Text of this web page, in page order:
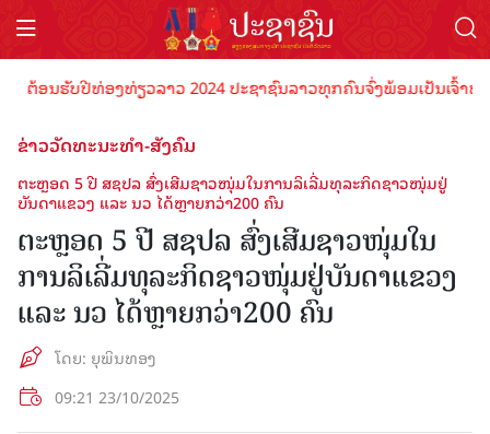
ນຮັບປີທ່ອງທ່ຽວລາວ 2024 ປະຊາຊົນລາວທຸກຄົນຈົ່ງພ້ອມເປັນເຈົ້າພາບ
ຂ່າວວັດທະນະທຳ-ສັງຄົມ
ຕະຫຼອດ 5 ປີ ສຊປລ ສົ່ງເສີມຊາວໜຸ່ມໃນການລິເລີ່ມທຸລະກິດຊາວໜຸ່ມຢູ່
ບັນດາແຂວງ ແລະ ນວ ໄດ້ຫຼາຍກວ່າ200 ຄົນ
ຕະຫຼອດ 5 ປີ ສຊປລ ສົ່ງເສີມຊາວໜຸ່ມໃນ
ການລິເລີ່ມທຸລະກິດຊາວໜຸ່ມຢູ່ບັນດາແຂວງ
ແລະ ນວ ໄດ້ຫຼາຍກວ່າ200 ຄົນ
ໂດຍ: ຍຸພິນທອງ
09:21 23/10/2025